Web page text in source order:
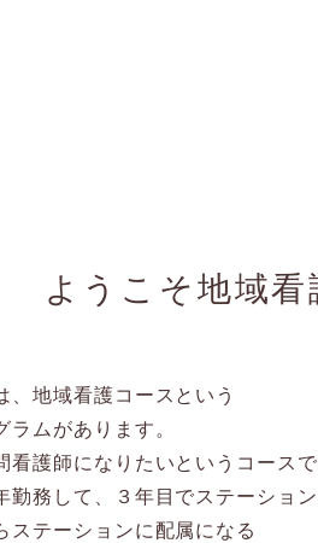
ようこそ地域
、地域看護コースという
ラムがあります。
看護師になりたいというコースで
勤務して、３年目でステーショ
ステーションに配属になる